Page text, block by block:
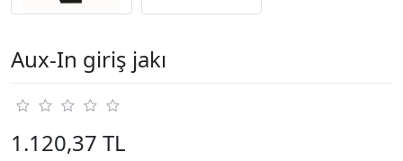
Aux-In giriş jakı
1.120,37 TL